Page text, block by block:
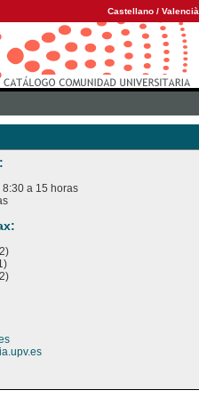
Castellano / Valencià
a 15 horas